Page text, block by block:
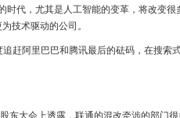
时代，尤其是人工智能的变革，将改变
技术驱动的公司。
赶阿里巴巴和腾讯最后的砝码，在搜索
东大会上透露，联通的混改牵涉的部门